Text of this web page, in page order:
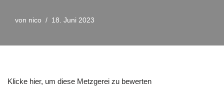
von nico 18. Juni 2023
Klicke hier, um diese Metzgerei zu bewerten